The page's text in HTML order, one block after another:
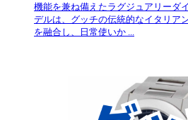
機能を兼ね備えたラグジュアリーダ
デルは、グッチの伝統的なイタリア
を融合し、日常使いか ...